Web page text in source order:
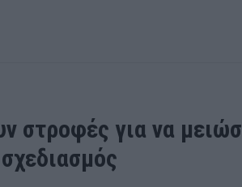
στροφές για να